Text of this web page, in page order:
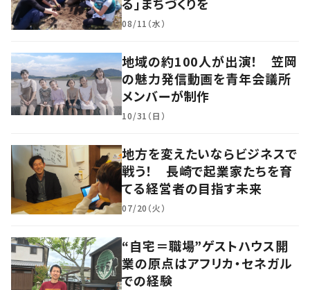
08/11（水）
地域の約100人が出演！ 笠岡
の魅力発信動画を青年会議所
メンバーが制作
10/31（日）
地方を変えたいならビジネスで
戦う！ 長崎で起業家たちを育
てる経営者の目指す未来
07/20（火）
“自宅＝職場”ゲストハウス開
業の原点はアフリカ・セネガル
での経験